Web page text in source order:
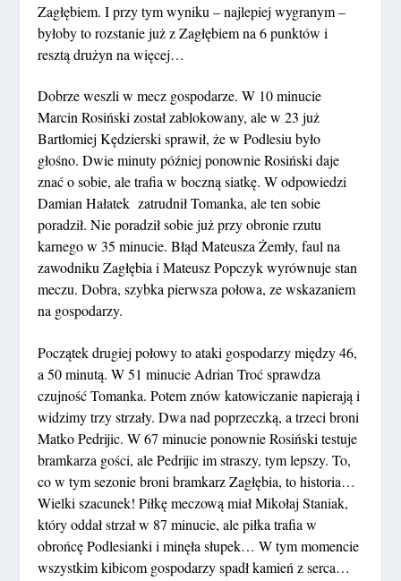
Zagłębiem. I przy tym wyniku – najlepiej wygranym –
byłoby to rozstanie już z Zagłębiem na 6 punktów i
resztą drużyn na więcej…
Dobrze weszli w mecz gospodarze. W 10 minucie
Marcin Rosiński został zablokowany, ale w 23 już
Bartłomiej Kędzierski sprawił, że w Podlesiu było
głośno. Dwie minuty później ponownie Rosiński daje
znać o sobie, ale trafia w boczną siatkę. W odpowiedzi
Damian Hałatek zatrudnił Tomanka, ale ten sobie
poradził. Nie poradził sobie już przy obronie rzutu
karnego w 35 minucie. Błąd Mateusza Żemły, faul na
zawodniku Zagłębia i Mateusz Popczyk wyrównuje stan
meczu. Dobra, szybka pierwsza połowa, ze wskazaniem
na gospodarzy.
Początek drugiej połowy to ataki gospodarzy między 46,
a 50 minutą. W 51 minucie Adrian Troć sprawdza
czujność Tomanka. Potem znów katowiczanie napierają i
widzimy trzy strzały. Dwa nad poprzeczką, a trzeci broni
Matko Pedrijic. W 67 minucie ponownie Rosiński testuje
bramkarza gości, ale Pedrijic im straszy, tym lepszy. To,
co w tym sezonie broni bramkarz Zagłębia, to historia…
Wielki szacunek! Piłkę meczową miał Mikołaj Staniak,
który oddał strzał w 87 minucie, ale piłka trafia w
obrońcę Podlesianki i minęła słupek… W tym momencie
wszystkim kibicom gospodarzy spadł kamień z serca…